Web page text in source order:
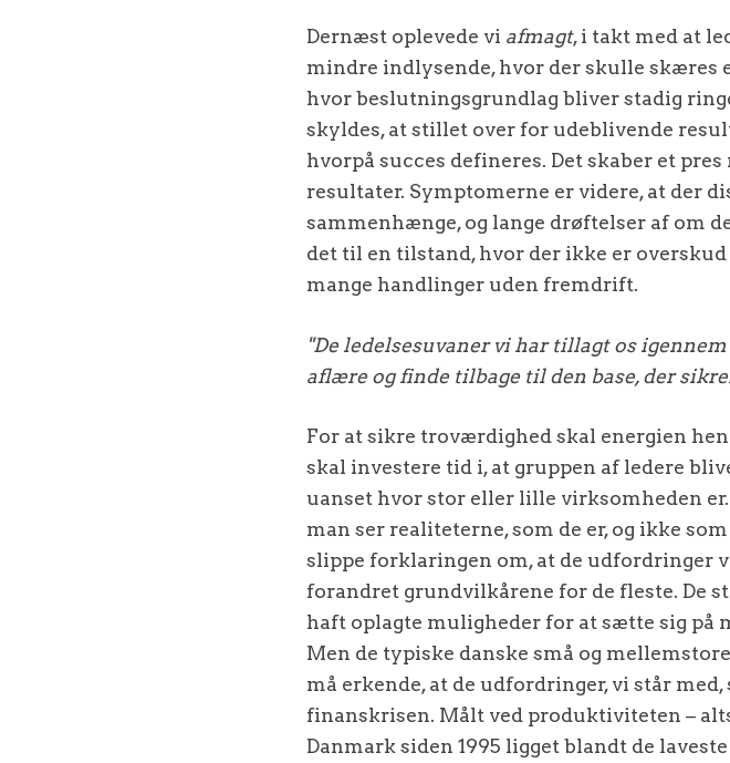
Dernæst oplevede vi afmagt, i takt med at
mindre indlysende, hvor der skulle skæres
hvor beslutningsgrundlag bliver stadig
skyldes, at stillet over for udeblivende
hvorpå succes defineres. Det skaber et
resultater. Symptomerne er videre, at der
sammenhænge, og lange drøftelser af om
det til en tilstand, hvor der ikke er
mange handlinger uden fremdrift.
"De ledelsesuvaner vi har tillagt os
aflære og finde tilbage til den base, der
For at sikre troværdighed skal energien
skal investere tid i, at gruppen af ledere
uanset hvor stor eller lille virksomheden
man ser realiteterne, som de er, og ikke
slippe forklaringen om, at de udfordringer
forandret grundvilkårene for de fleste. De
haft oplagte muligheder for at sætte sig på
Men de typiske danske små og
må erkende, at de udfordringer, vi står
finanskrisen. Målt ved produktiviteten –
Danmark siden 1995 ligget blandt de